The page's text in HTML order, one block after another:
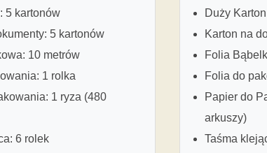
5 kartonów
5 kartonów
10 metrów
1 rolka
1 ryza (480
6 rolek
Duży
Karton na
Folia
Folia do
Papier do
arkuszy)
Taśma